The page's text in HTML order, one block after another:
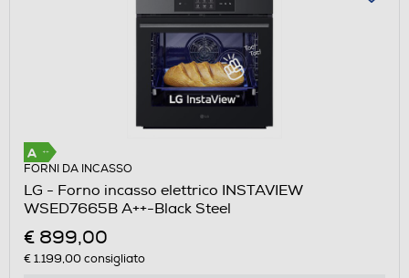
FORNI DA INCASSO
LG - Forno incasso elettrico INSTAVIEW
WSED7665B A++-Black Steel
€ 899,00
€ 1.199,00consigliato